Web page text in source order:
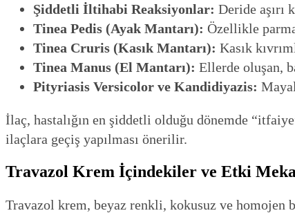
Şiddetli İltihabi Reaksiyonlar: Deride aşırı
Tinea Pedis (Ayak Mantarı): Özellikle
Tinea Cruris (Kasık Mantarı): Kasık
Tinea Manus (El Mantarı): Ellerde oluşan,
Pityriasis Versicolor ve Kandidiyazis:
İlaç, hastalığın en şiddetli olduğu dönemde
ilaçlara geçiş yapılması önerilir.
Travazol Krem İçindekiler ve Etki
Travazol krem, beyaz renkli, kokusuz ve homojen